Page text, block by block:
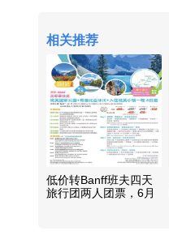
相关推荐
低价转Banff班夫四天
旅行团两人团票，6月